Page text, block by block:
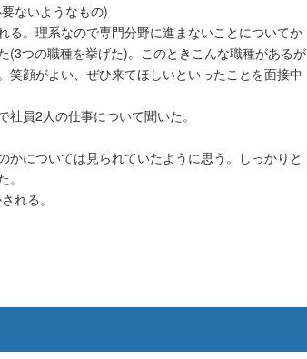
ないようなもの)
。理系なので専門分野に進まないことについてか
(3つの職種を挙げた)。このときこんな職種があるが
顔がよい、ぜひ来てほしいといったことを面接中
員2人の仕事について聞いた。
については見られていたように思う。しっかりと
れる。